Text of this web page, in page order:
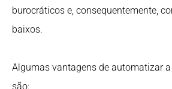
burocráticos e, consequentemente,
baixos.
Algumas vantagens de automatizar
são: